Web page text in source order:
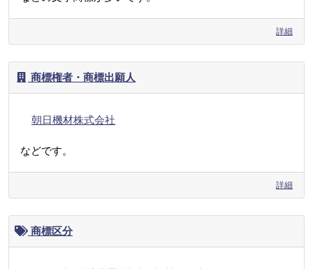
詳細
商標権者・商標出願人
朝日機材株式会社
などです。
詳細
商標区分